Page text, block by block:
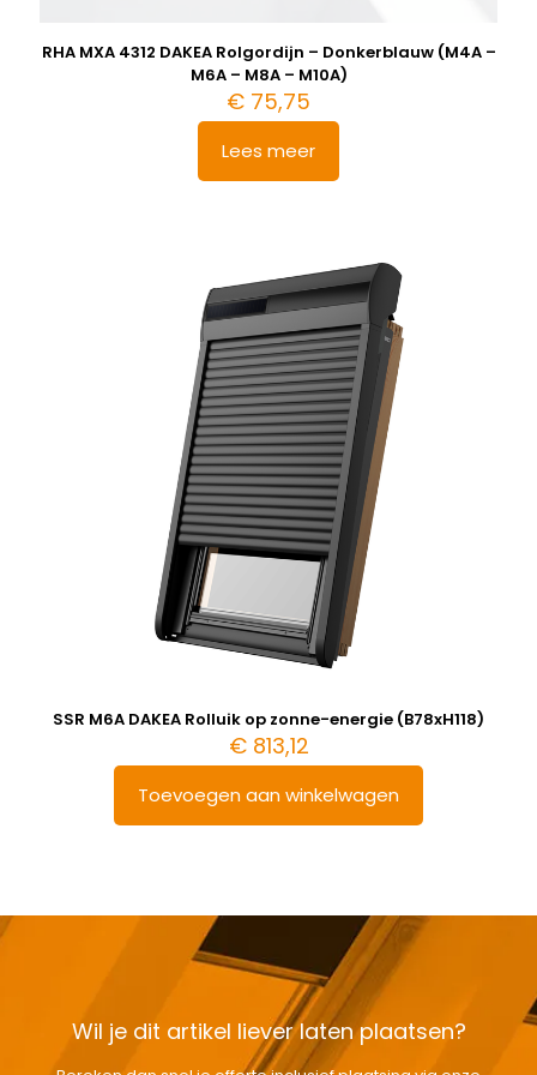
RHA MXA 4312 DAKEA Rolgordijn – Donkerblauw (M4A –
M6A – M8A – M10A)
€ 75,75
Lees meer
SSR M6A DAKEA Rolluik op zonne-energie (B78xH118)
€813,12
Toevoegen aan winkelwagen
Wil je dit artikel liever laten plaatsen?